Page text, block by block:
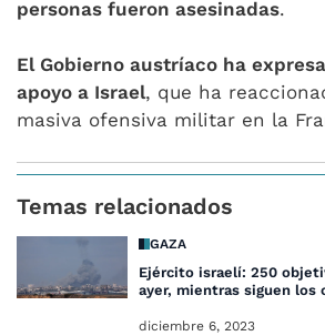
personas fueron asesinadas.
El Gobierno austríaco ha
apoyo a Israel, que ha
masiva ofensiva militar en la
Temas relacionados
GAZA
Ejército israelí: 250
ayer, mientras siguen los
diciembre 6, 2023